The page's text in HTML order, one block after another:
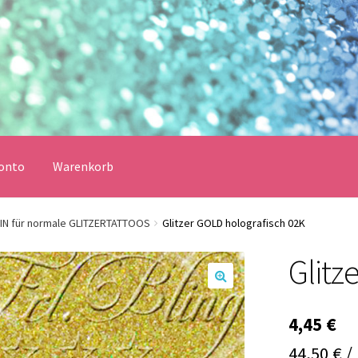
Warenkorb
Echtheit von Bewertungen Impressum
Vertrag widerrufen Warenkorb
für normale GLITZERTATTOOS Glitzer GOLD holografisch 02K
🔍
4,45 €
44,50 €